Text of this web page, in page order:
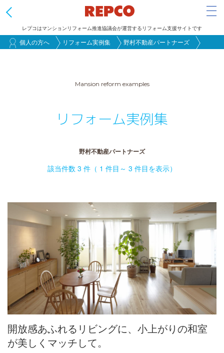
レプコはマンションリフォーム推進協議会が運営するリフォーム支援サイトです
個人の方へ リフォーム実例集 野村不動産パートナーズ
Mansion reform examples
リフォーム実例集
野村不動産パートナーズ
該当件数 3 件（ 1 件目～ 3 件目を表示）
開放感あふれるリビングに、小上がりの和室
が美しくマッチして。